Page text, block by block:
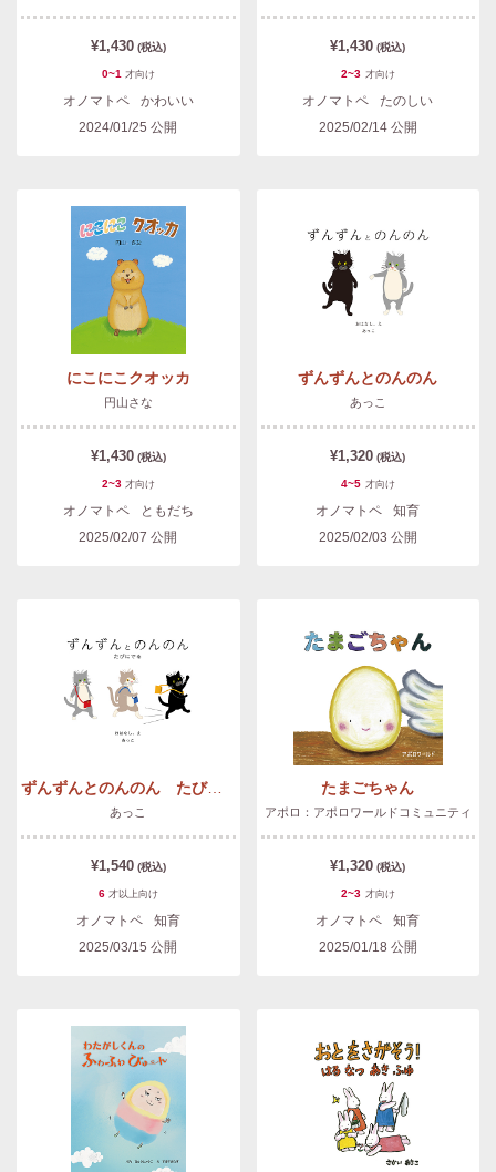
¥1,430 (税込)
0~1 才向け
オノマトペ
かわいい
2024/01/25 公開
¥1,430 (税込)
2~3 才向け
オノマトペ
たのしい
2025/02/14公開
にこにこクオッカ
円山さな
¥1,430 (税込)
2~3 才向け
オノマトペ
ともだち
2025/02/07 公開
ずんずんとのんのん
あっこ
¥1,320 (税込)
4~5 才向け
オノマトペ
知育
2025/02/03 公開
ずんずんとのんのん たびにでる
あっこ
¥1,540 (税込)
6 才以上向け
オノマトペ
知育
2025/03/15 公開
たまごちゃん
アポロ：アポロワールドコミュニティ
¥1,320 (税込)
2~3 才向け
オノマトペ
知育
2025/01/18 公開